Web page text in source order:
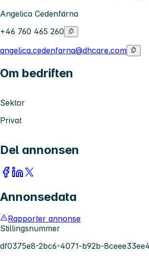
Angelica Cedenfärna
+46 760 465 260
angelica.cedenfarna@dhcare.com
Om bedriften
Sektor
Privat
Del annonsen
Annonsedata
Rapporter annonse
Stillingsnummer
df0375e8-2bc6-4071-b92b-